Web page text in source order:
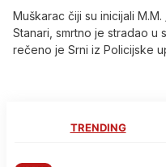
Muškarac čiji su inicijali
Stanari, smrtno je stradao u
rečeno je Srni iz Policijske
TRENDING